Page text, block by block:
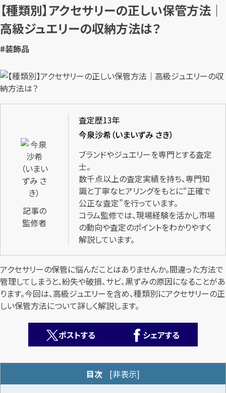
【種類別】アクセサリーの正しい保管方法｜
高級ジュエリーの収納方法は？
#装飾品
記事の
監修者
査定歴13年
今泉沙希（いまいずみ さき）
ブランドやジュエリーを専門とする査定
士。
数千点以上の査定実績を持ち、専門知
識と丁寧なヒアリングをもとに“正確で
公正な査定”を行っています。
コラム監修では、現場経験を活かし市場
の動向や査定のポイントをわかりやすく
解説しています。
アクセサリーの保管に悩んだことはありませんか。間違った方法で
管理してしまうと、紛失や破損、サビ、黒ずみの原因になることがあ
ります。今回は、高級ジュエリーを含め、種類別にアクセサリーの正
しい保管方法について詳しく解説します。
ポストする シェアする
目次 [非表示]